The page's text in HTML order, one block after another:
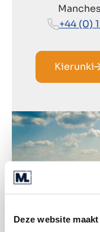
Deze website
+44 (0)
Kierunki